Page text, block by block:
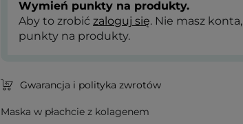
Wymień punkty na produkty.
Aby to zrobić zaloguj się. Nie masz konta,
punkty na produkty.
Gwarancja i polityka zwrotów
Maska w płachcie z kolagenem